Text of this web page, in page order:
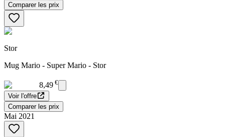
Comparer les prix
Stor
Mug Mario - Super Mario - Stor
8,49 €
Voir l'offre
Comparer les prix
Mai 2021